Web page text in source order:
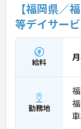
【福岡県／
等デイサー
給料
勤務地